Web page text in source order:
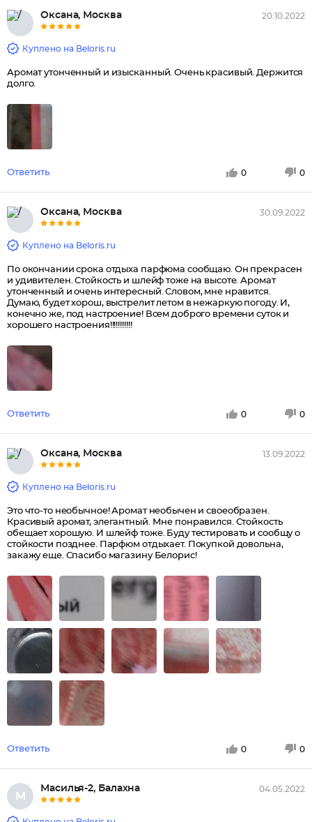
Оксана, Москва 20.10.2022
Куплено на Beloris.ru
Аромат утонченный и изысканный. Очень красивый. Держится
долго.
Ответить 0 0
Оксана, Москва 30.09.2022
Куплено на Beloris.ru
По окончании срока отдыха парфюма сообщаю. Он прекрасен
и удивителен. Стойкость и шлейф тоже на высоте. Аромат
утонченный и очень интересный. Словом, мне нравится.
Думаю, будет хорош, выстрелит летом в нежаркую погоду. И,
конечно же, под настроение! Всем доброго времени суток и
хорошего настроения!!!!!!!!!!!
Ответить 0 0
Оксана, Москва 13.09.2022
Куплено на Beloris.ru
Это что-то необычное! Аромат необычен и своеобразен.
Красивый аромат, элегантный. Мне понравился. Стойкость
обещает хорошую. И шлейф тоже. Буду тестировать и сообщу о
стойкости позднее. Парфюм отдыхает. Покупкой довольна,
закажу еще. Спасибо магазину Белорис!
Ответить 0 0
М
Масилья-2, Балахна 04.05.2022